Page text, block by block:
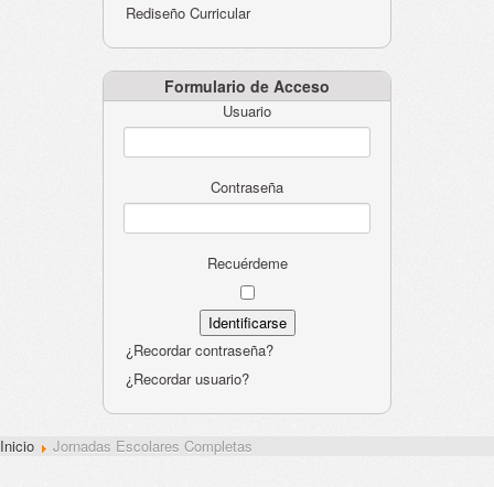
Rediseño Curricular
Formulario de Acceso
Usuario
Contraseña
Recuérdeme
¿Recordar contraseña?
¿Recordar usuario?
Inicio Jornadas Escolares Completas